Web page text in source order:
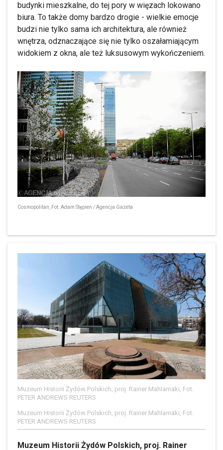
budynki mieszkalne, do tej pory w więzach lokowano
biura. To także domy bardzo drogie - wielkie emocje
budzi nie tylko sama ich architektura, ale również
wnętrza, odznaczające się nie tylko oszałamiającym
widokiem z okna, ale też luksusowym wykończeniem.
Cosmopolitan, Fot. Adam Stępień / Agencja Gazeta
Muzeum Historii Żydów Polskich, proj. Rainer Mahlamäki, Fot.
PETER ANDREWS REUTERS
Muzeum Historii Żydów Polskich, proj. Rainer Mahlamäki, Fot.
PETER ANDREWS REUTERS
Muzeum Historii Żydów Polskich, proj. Rainer